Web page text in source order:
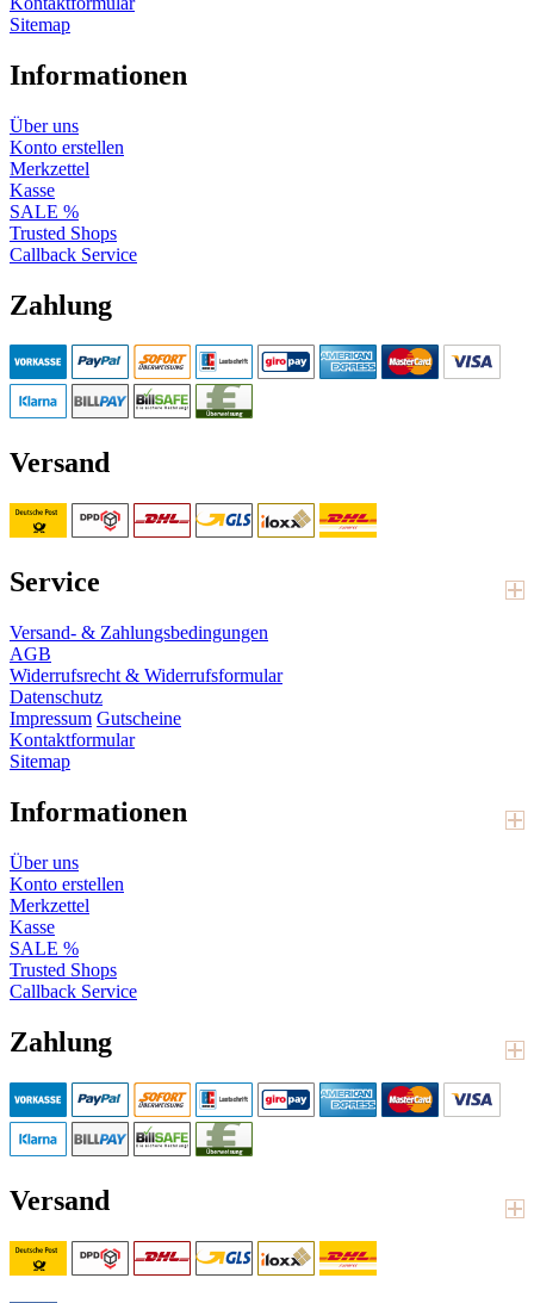
Sitemap
Informationen
Über uns
Konto erstellen
Merkzettel
Kasse
SALE %
Trusted Shops
Callback Service
Zahlung
Versand
Service
Versand- & Zahlungsbedingungen
AGB
Widerrufsrecht & Widerrufsformular
Datenschutz
Impressum Gutscheine
Kontaktformular
Sitemap
Informationen
Über uns
Konto erstellen
Merkzettel
Kasse
SALE %
Trusted Shops
Callback Service
Zahlung
Versand